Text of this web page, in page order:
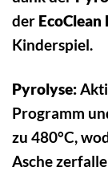
der EcoClean
Kinderspiel.
Pyrolyse:
Programm
zu 480°C,
Asche